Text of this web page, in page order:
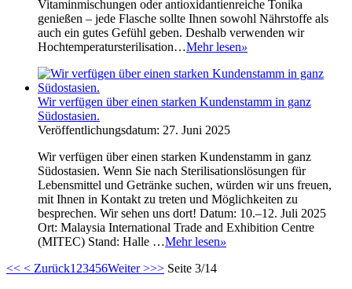
Vitaminmischungen oder antioxidantienreiche Tonika
genießen – jede Flasche sollte Ihnen sowohl Nährstoffe als
auch ein gutes Gefühl geben. Deshalb verwenden wir
Hochtemperatursterilisation…Mehr lesen»
Wir verfügen über einen starken Kundenstamm in ganz
Südostasien.
Veröffentlichungsdatum: 27. Juni 2025
Wir verfügen über einen starken Kundenstamm in ganz
Südostasien. Wenn Sie nach Sterilisationslösungen für
Lebensmittel und Getränke suchen, würden wir uns freuen,
mit Ihnen in Kontakt zu treten und Möglichkeiten zu
besprechen. Wir sehen uns dort! Datum: 10.–12. Juli 2025
Ort: Malaysia International Trade and Exhibition Centre
(MITEC) Stand: Halle …Mehr lesen»
<< < Zurück1 23456Weiter >>> Seite 3/14